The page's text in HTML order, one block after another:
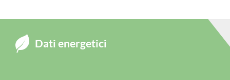
ATTENZIONE: è bene ricordare, benchè sia stata posta la
contenuti di questa presentazione al momento della
Dati energetici